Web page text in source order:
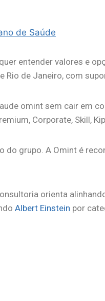
entender valores e
de Janeiro, com
omint sem cair em
Corporate, Skill,
grupo. A Omint é
orienta
Albert Einstein por